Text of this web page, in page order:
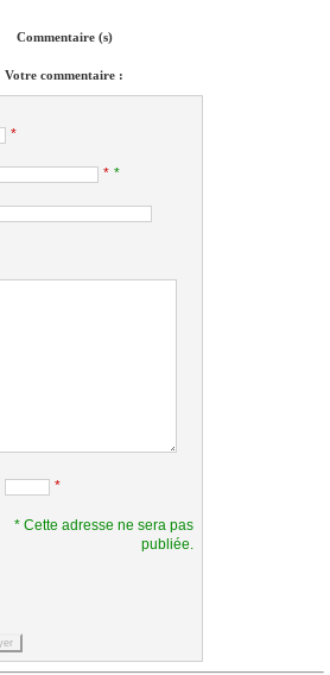
Commentaire (s)
Votre commentaire :
*
* *
*
* Cette adresse ne sera pas
publiée.